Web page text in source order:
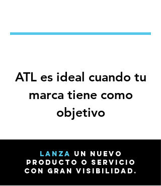
ATL es ideal cuando tu
marca tiene como
objetivo
Lanza un nuevo
producto o servicio
con gran visibilidad.